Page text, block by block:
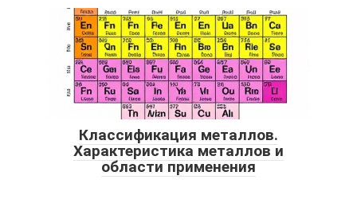
Классификация металлов.
Характеристика металлов и
области применения